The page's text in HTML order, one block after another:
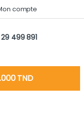
compte
499 891
TND